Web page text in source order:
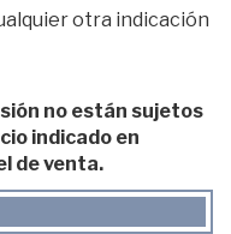
otra indicación
no están sujetos
indicado en
de venta.